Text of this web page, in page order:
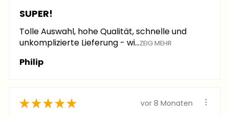
SUPER!
Tolle Auswahl, hohe Qualität, schnelle und
unkomplizierte Lieferung - wi...ZEIG MEHR
Philip
★★★★★ vor 8 Monaten